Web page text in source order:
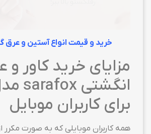
خرید و قیمت انواع آستین و عرق
مزایای خرید کاور و
برای کاربران موبایل
همه کاربران موبایلی که به صورت مکرر